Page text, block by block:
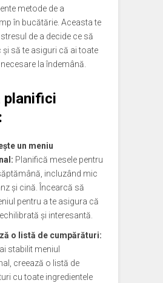
metode de a
în bucătărie. Aceasta te
de a decide ce să
și să te asiguri că ai toate
la îndemână.
planifici
un meniu
Planifică mesele pentru
incluzând mic
și cină. Încearcă să
pentru a te asigura că
și interesantă.
o listă de cumpărături:
stabilit meniul
creează o listă de
cu toate ingredientele